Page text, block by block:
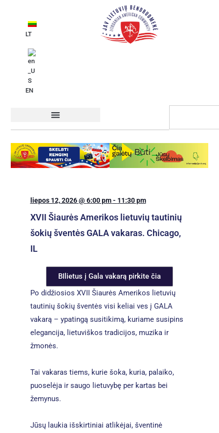
LT
EN
liepos 12, 2026 @ 6:00 pm - 11:30 pm
XVII Šiaurės Amerikos lietuvių tautinių
šokių šventės GALA vakaras. Chicago,
IL
BIlietus į Gala vakarą pirkite čia
Po didžiosios XVII Šiaurės Amerikos lietuvių
tautinių šokių šventės visi keliai ves į GALA
vakarą – ypatingą susitikimą, kuriame susipins
elegancija, lietuviškos tradicijos, muzika ir
žmonės.
Tai vakaras tiems, kurie šoka, kuria, palaiko,
puoselėja ir saugo lietuvybę per kartas bei
žemynus.
Jūsų laukia išskirtiniai atlikėjai, šventinė